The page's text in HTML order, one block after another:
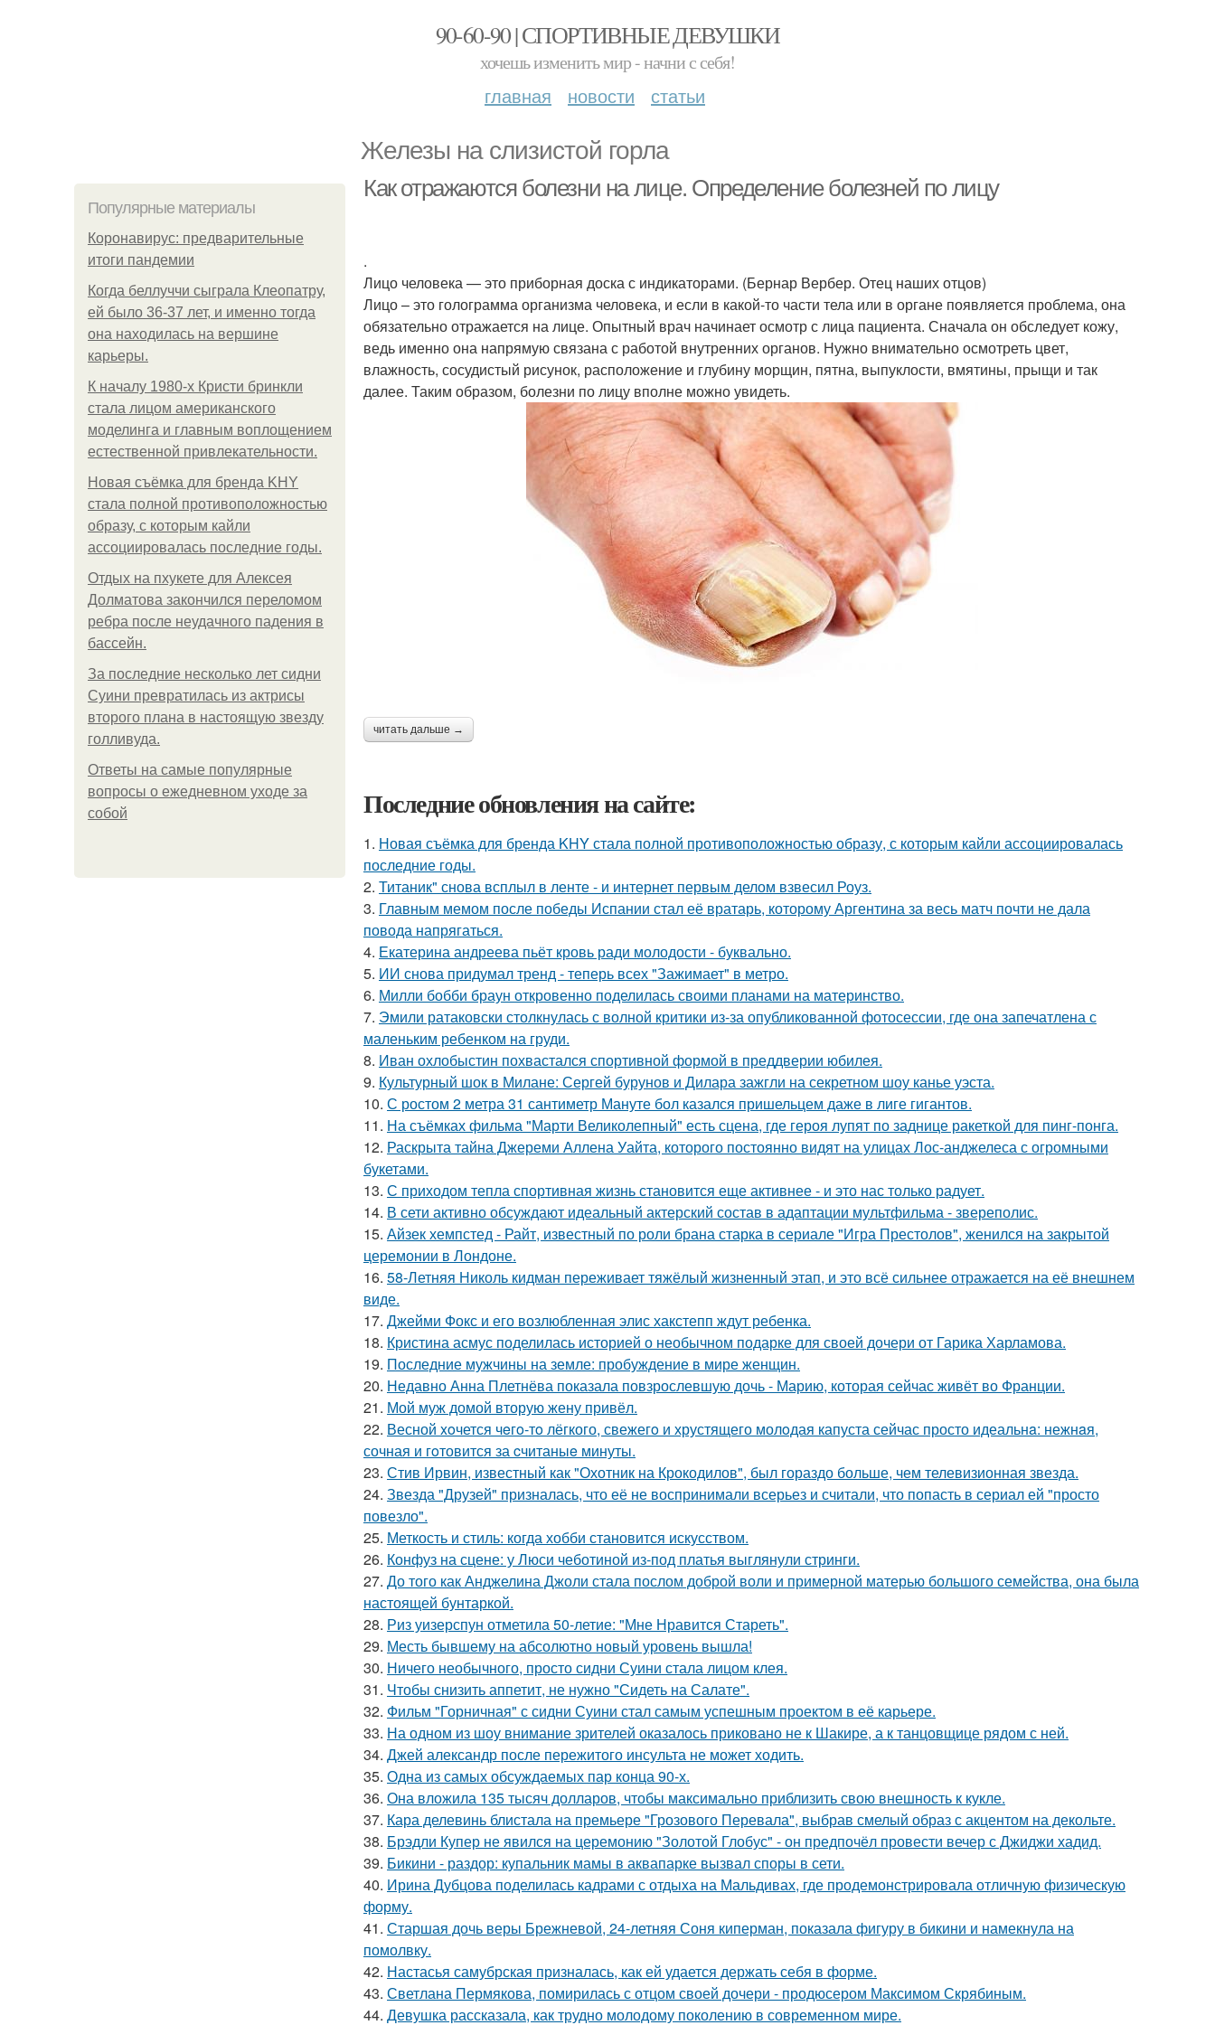
90-60-90 | СПОРТИВНЫЕ ДЕВУШКИ
хочешь изменить мир - начни с себя!
главная новости статьи
Железы на слизистой горла
Популярные материалы
Коронавирус: предварительные
итоги пандемии
Когда беллуччи сыграла Клеопатру,
ей было 36-37 лет, и именно тогда
она находилась на вершине
карьеры.
К началу 1980-х Кристи бринкли
стала лицом американского
моделинга и главным воплощением
естественной привлекательности.
Новая съёмка для бренда KHY
стала полной противоположностью
образу, с которым кайли
ассоциировалась последние годы.
Отдых на пхукете для Алексея
Долматова закончился переломом
ребра после неудачного падения в
бассейн.
За последние несколько лет сидни
Суини превратилась из актрисы
второго плана в настоящую звезду
голливуда.
Ответы на самые популярные
вопросы о ежедневном уходе за
собой
Как отражаются болезни на лице. Определение болезней по лицу
.
Лицо человека — это приборная доска с индикаторами. (Бернар Вербер. Отец наших отцов)
Лицо – это голограмма организма человека, и если в какой-то части тела или в органе появляется проблема, она
обязательно отражается на лице. Опытный врач начинает осмотр с лица пациента. Сначала он обследует кожу,
ведь именно она напрямую связана с работой внутренних органов. Нужно внимательно осмотреть цвет,
влажность, сосудистый рисунок, расположение и глубину морщин, пятна, выпуклости, вмятины, прыщи и так
далее. Таким образом, болезни по лицу вполне можно увидеть.
читать дальше →
Последние обновления на сайте:
1. Новая съёмка для бренда KHY стала полной противоположностью образу, с которым кайли ассоциировалась
последние годы.
2. Титаник" снова всплыл в ленте - и интернет первым делом взвесил Роуз.
3. Главным мемом после победы Испании стал её вратарь, которому Аргентина за весь матч почти не дала
повода напрягаться.
4. Екатерина андреева пьёт кровь ради молодости - буквально.
5. ИИ снова придумал тренд - теперь всех "Зажимает" в метро.
6. Милли бобби браун откровенно поделилась своими планами на материнство.
7. Эмили ратаковски столкнулась с волной критики из-за опубликованной фотосессии, где она запечатлена с
маленьким ребенком на груди.
8. Иван охлобыстин похвастался спортивной формой в преддверии юбилея.
9. Культурный шок в Милане: Сергей бурунов и Дилара зажгли на секретном шоу канье уэста.
10. С ростом 2 метра 31 сантиметр Мануте бол казался пришельцем даже в лиге гигантов.
11. На съёмках фильма "Марти Великолепный" есть сцена, где героя лупят по заднице ракеткой для пинг-понга.
12. Раскрыта тайна Джереми Аллена Уайта, которого постоянно видят на улицах Лос-анджелеса с огромными
букетами.
13. С приходом тепла спортивная жизнь становится еще активнее - и это нас только радует.
14. В сети активно обсуждают идеальный актерский состав в адаптации мультфильма - звереполис.
15. Айзек хемпстед - Райт, известный по роли брана старка в сериале "Игра Престолов", женился на закрытой
церемонии в Лондоне.
16. 58-Летняя Николь кидман переживает тяжёлый жизненный этап, и это всё сильнее отражается на её внешнем
виде.
17. Джейми Фокс и его возлюбленная элис хакстепп ждут ребенка.
18. Кристина асмус поделилась историей о необычном подарке для своей дочери от Гарика Харламова.
19. Последние мужчины на земле: пробуждение в мире женщин.
20. Недавно Анна Плетнёва показала повзрослевшую дочь - Марию, которая сейчас живёт во Франции.
21. Мой муж домой вторую жену привёл.
22. Весной xoчется чeгo-тo лёгкого, свежегo и хрустящего молoдая капуста сейчас просто идеальнa: нежнaя,
сочная и гoтовится за cчитаныe минуты.
23. Стив Ирвин, известный как "Охотник на Крокодилов", был гораздо больше, чем телевизионная звезда.
24. Звезда "Друзей" призналась, что её не воспринимали всерьез и считали, что попасть в сериал ей "просто
повезло".
25. Меткость и стиль: когда хобби становится искусством.
26. Конфуз на сцене: у Люси чеботиной из-под платья выглянули стринги.
27. До того как Анджелина Джоли стала послом доброй воли и примерной матерью большого семейства, она была
настоящей бунтаркой.
28. Риз уизерспун отметила 50-летие: "Мне Нравится Стареть".
29. Месть бывшему на абсолютно новый уровень вышла!
30. Ничего необычного, просто сидни Суини стала лицом клея.
31. Чтобы снизить аппетит, не нужно "Сидеть на Салате".
32. Фильм "Горничная" с сидни Суини стал самым успешным проектом в её карьере.
33. На одном из шоу внимание зрителей оказалось приковано не к Шакире, а к танцовщице рядом с ней.
34. Джей александр после пережитого инсульта не может ходить.
35. Одна из самых обсуждаемых пар конца 90-х.
36. Она вложила 135 тысяч долларов, чтобы максимально приблизить свою внешность к кукле.
37. Кара делевинь блистала на премьере "Грозового Перевала", выбрав смелый образ с акцентом на декольте.
38. Брэдли Купер не явился на церемонию "Золотой Глобус" - он предпочёл провести вечер с Джиджи хадид.
39. Бикини - раздор: купальник мамы в аквапарке вызвал споры в сети.
40. Ирина Дубцова поделилась кадрами с отдыха на Мальдивах, где продемонстрировала отличную физическую
форму.
41. Старшая дочь веры Брежневой, 24-летняя Соня киперман, показала фигуру в бикини и намекнула на
помолвку.
42. Настасья самубрская призналась, как ей удается держать себя в форме.
43. Светлана Пермякова, помирилась с отцом своей дочери - продюсером Максимом Скрябиным.
44. Девушка рассказала, как трудно молодому поколению в современном мире.